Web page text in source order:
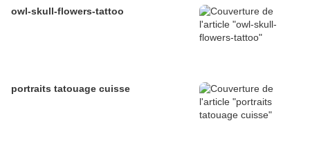
owl-skull-flowers-tattoo
portraits tatouage cuisse